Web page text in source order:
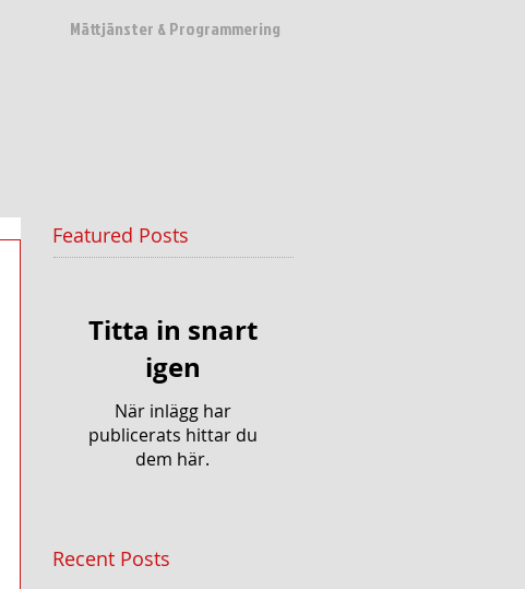
Mättjänster & Programmering
Featured Posts
Titta in snart
igen
När inlägg har
publicerats hittar du
dem här.
Recent Posts